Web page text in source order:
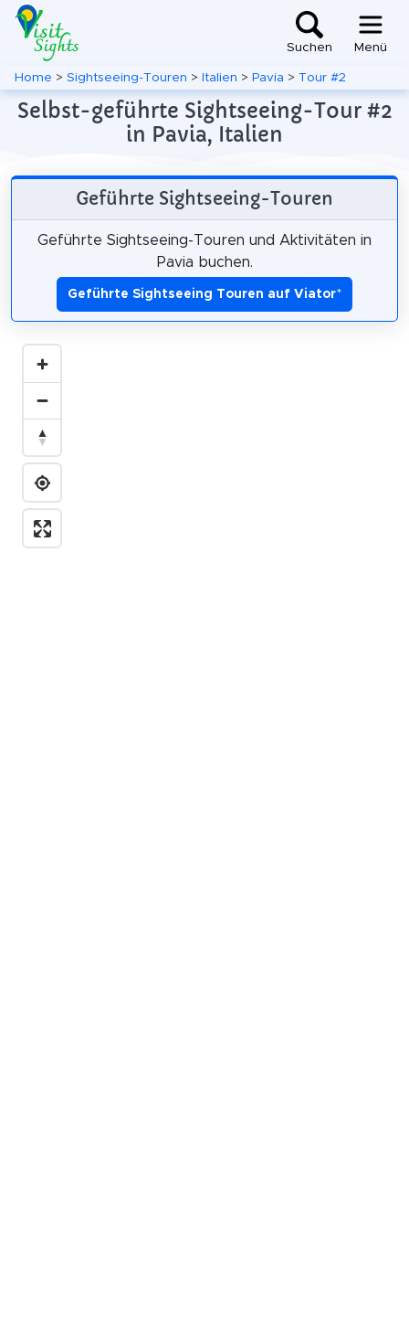
Suchen Menü
Home > Sightseeing-Touren > Italien > Pavia > Tour #2
Selbst-geführte Sightseeing-Tour #2
in Pavia, Italien
Geführte Sightseeing-Touren
Geführte Sightseeing-Touren und Aktivitäten in
Pavia buchen.
Geführte Sightseeing Touren auf Viator*